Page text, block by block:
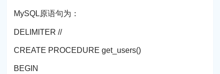
MySQL原语句为：
DELIMITER //
CREATE PROCEDURE get_users()
BEGIN